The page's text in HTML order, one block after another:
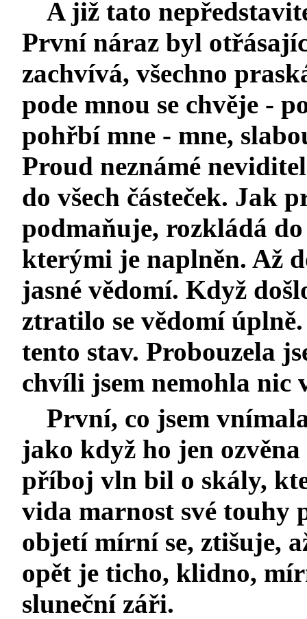
A již tato
První náraz byl
zachvívá, všechno
pode mnou se chvěje -
pohřbí mne - mne,
Proud neznámé
do všech částeček. Jak
podmaňuje, rozkládá
kterými je naplněn. Až
jasné vědomí. Když
ztratilo se vědomí
tento stav. Probouzela
chvíli jsem nemohla nic
První, co jsem
jako když ho jen
příboj vln bil o skály,
vida marnost své touhy
objetí mírní se, ztišuje,
opět je ticho, klidno,
sluneční záři.